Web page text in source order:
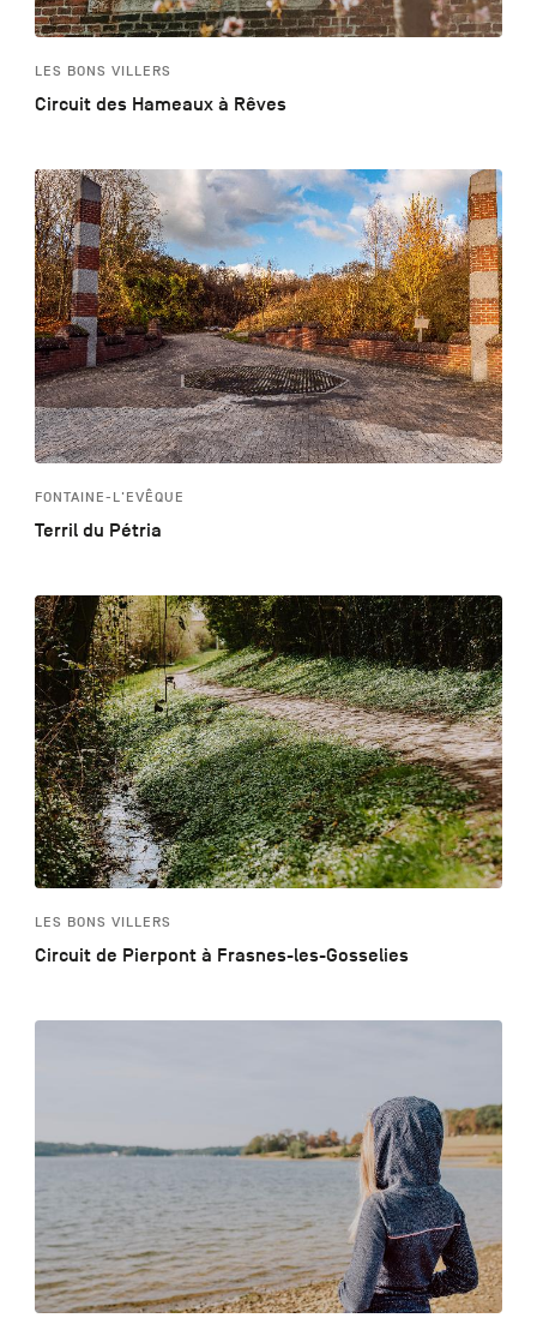
LES BONS VILLERS
Circuit des Hameaux à Rêves
FONTAINE-L'EVÊQUE
Terril du Pétria
LES BONS VILLERS
Circuit de Pierpont à Frasnes-les-Gosselies